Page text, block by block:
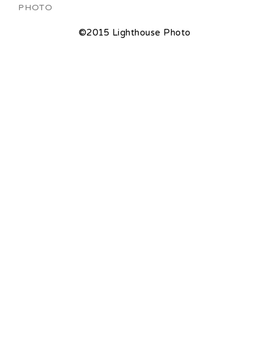
PHOTO
©2015 Lighthouse Photo